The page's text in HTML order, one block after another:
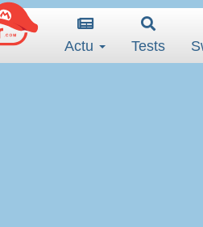
Actu Tests